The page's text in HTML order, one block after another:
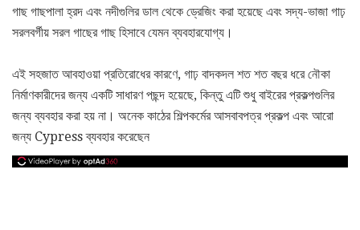
গাছ গাছপালা হ্রদ এবং নদীগুলির ডাল থেকে ড্রেজিং করা হয়েছে এবং সদ্য-ভাজা গাঢ়
সরলবর্গীয় সরল গাছের গাছ হিসাবে যেমন ব্যবহারযোগ্য।
এই সহজাত আবহাওয়া প্রতিরোধের কারণে, গাঢ় বাদকদল শত শত বছর ধরে নৌকা
নির্মাণকারীদের জন্য একটি সাধারণ পছন্দ হয়েছে, কিন্তু এটি শুধু বাইরের প্রকল্পগুলির
জন্য ব্যবহার করা হয় না। অনেক কাঠের শিল্পকর্মের আসবাবপত্র প্রকল্প এবং আরো
জন্য Cypress ব্যবহার করেছেন